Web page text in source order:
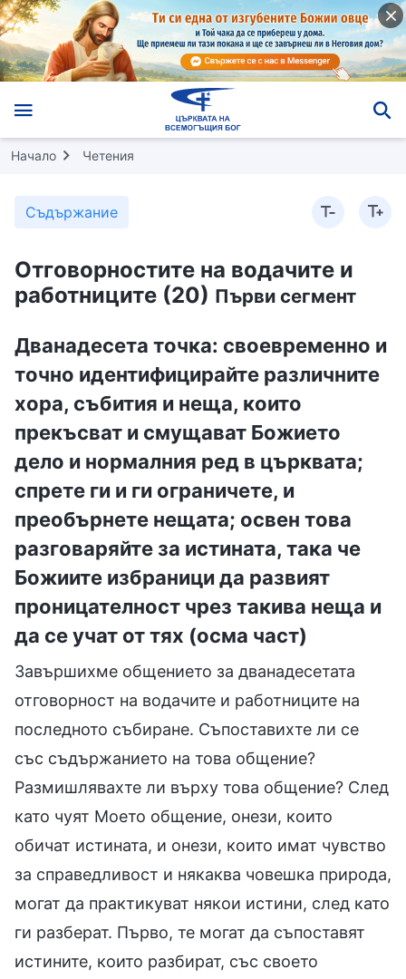
Начало Четения
Съдържание
Отговорностите на водачите и
работниците (20) Първи сегмент
Дванадесета точка: своевременно и
точно идентифицирайте различните
хора, събития и неща, които
прекъсват и смущават Божието
дело и нормалния ред в църквата;
спрете ги и ги ограничете, и
преобърнете нещата; освен това
разговаряйте за истината, така че
Божиите избраници да развият
проницателност чрез такива неща и
да се учат от тях (осма част)
Завършихме общението за дванадесетата
отговорност на водачите и работниците на
последното събиране. Съпоставихте ли се
със съдържанието на това общение?
Размишлявахте ли върху това общение? След
като чуят Моето общение, онези, които
обичат истината, и онези, които имат чувство
за справедливост и някаква човешка природа,
могат да практикуват някои истини, след като
ги разберат. Първо, те могат да съпоставят
истините, които разбират, със своето